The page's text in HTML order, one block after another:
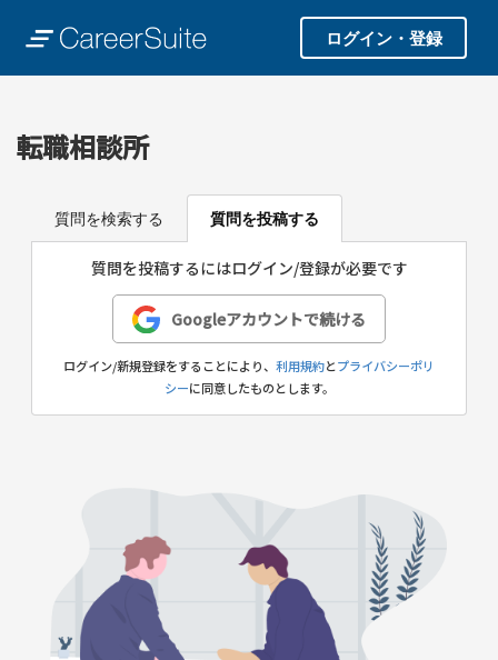
ログイン・登録
転職相談所
質問を検索する 質問を投稿する
質問を投稿するにはログイン/登録が必要です
Googleアカウントで続ける
ログイン/新規登録をすることにより、 利用規約とプライバシーポリ
シーに同意したものとします。